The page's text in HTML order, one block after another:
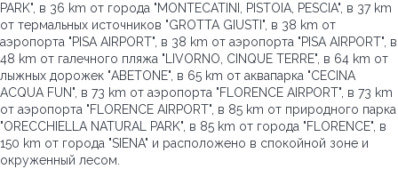
PARK", в 36 km от города "MONTECATINI, PISTOIA, PESCIA", в 37 km
от термальных источников "GROTTA GIUSTI", в 38 km от
аэропорта "PISA AIRPORT", в 38 km от аэропорта "PISA AIRPORT", в
48 km от галечного пляжа "LIVORNO, CINQUE TERRE", в 64 km от
лыжных дорожек "ABETONE", в 65 km от аквапарка "CECINA
ACQUA FUN", в 73 km от аэропорта "FLORENCE AIRPORT", в 73 km
от аэропорта "FLORENCE AIRPORT", в 85 km от природного парка
"ORECCHIELLA NATURAL PARK", в 85 km от города "FLORENCE", в
150 km от города "SIENA" и расположено в спокойной зоне и
окруженный лесом.